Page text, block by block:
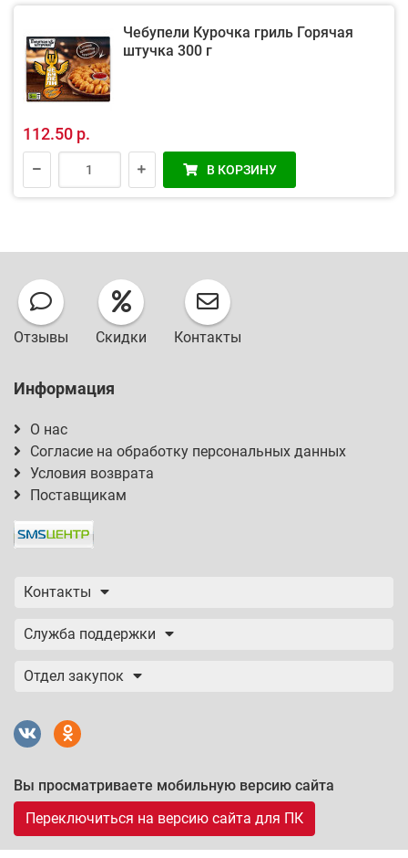
Чебупели Курочка гриль Горячая
штучка 300 г
112.50 р.
В КОРЗИНУ
Отзывы Скидки Контакты
Информация
О нас
Согласие на обработку персональных данных
Условия возврата
Поставщикам
Контакты
Служба поддержки
Отдел закупок
Вы просматриваете мобильную версию сайта
Переключиться на версию сайта для ПК